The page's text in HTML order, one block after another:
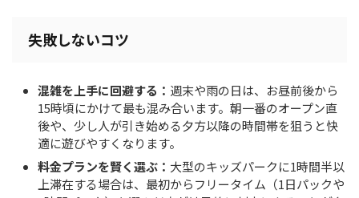
失敗しないコツ
混雑を上手に回避する： 週末や雨の日は、お昼前後から
15時頃にかけて最も混み合います。朝一番のオープン直
後や、少し人が引き始める夕方以降の時間帯を狙うと快
適に遊びやすくなります。
料金プランを賢く選ぶ： 大型のキッズパークに1時間半以
上滞在する場合は、最初からフリータイム（1日パックや